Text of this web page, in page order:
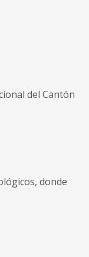
del Cantón
donde